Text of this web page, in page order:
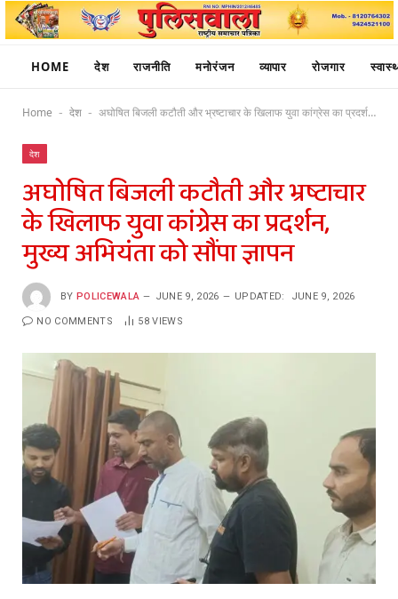
HOME देश राजनीति मनोरंजन व्यापार रोजगार
Home - देश - अघोषित बिजली कटौती और भ्रष्टाचार के खिलाफ युवा कांग्रेस का प्रदर्शन, मुख्य अभियंता को सौंपा ज्ञापन
देश
अघोषित बिजली कटौती और भ्रष्टाचार
के खिलाफ युवा कांग्रेस का प्रदर्शन,
मुख्य अभियंता को सौंपा ज्ञापन
BY POLICEWALA JUNE 9, 2026 UPDATED: JUNE 9, 2026
NO COMMENTS 58VIEWS